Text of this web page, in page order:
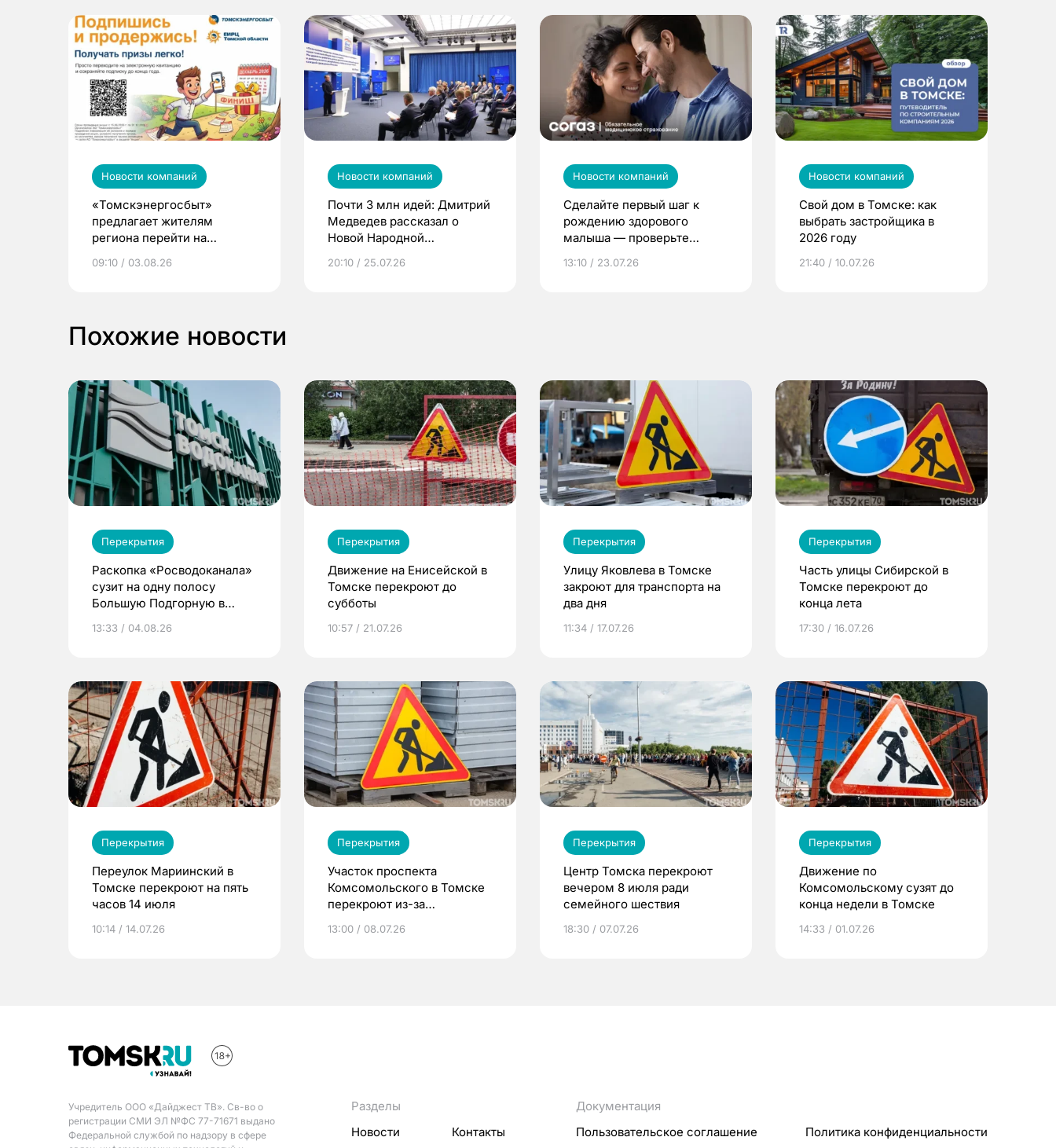
Новости компаний
«Томскэнергосбыт»
предлагает жителям
региона перейти на
выиграть призы
09:10 / 03.08.26
Новости компаний
Почти 3 млн идей: Дмитрий
Медведев рассказал о
Новой Народной
20:10 / 25.07.26
Новости компаний
Сделайте первый шаг к
рождению здорового
малыша — проверьте
по ОМС!
13:10 / 23.07.26
Новости компаний
Свой дом в Томске: как
выбрать застройщика в
2026 году
21:40 / 10.07.26
Похожие новости
Перекрытия
Раскопка «Росводоканала»
сузит на одну полосу
Большую Подгорную в
13:33 / 04.08.26
Перекрытия
Движение на Енисейской в
Томске перекроют до
субботы
10:57 / 21.07.26
Перекрытия
Улицу Яковлева в Томске
закроют для транспорта на
два дня
11:34 / 17.07.26
Перекрытия
Часть улицы Сибирской в
Томске перекроют до
конца лета
17:30 / 16.07.26
Перекрытия
Переулок Мариинский в
Томске перекроют на пять
часов 14 июля
10:14 / 14.07.26
Перекрытия
Участок проспекта
Комсомольского в Томске
перекроют из-за
13:00 / 08.07.26
Перекрытия
Центр Томска перекроют
вечером 8 июля ради
семейного шествия
18:30 / 07.07.26
Перекрытия
Движение по
Комсомольскому сузят до
конца недели в Томске
14:33 / 01.07.26
Учредитель ООО «Дайджест ТВ». Св-во о
регистрации СМИ ЭЛ №ФС 77-71671 выдано
Федеральной службой по надзору в сфере
Разделы
Новости
Контакты
Документация
Пользовательское соглашение
Политика конфиденциальности